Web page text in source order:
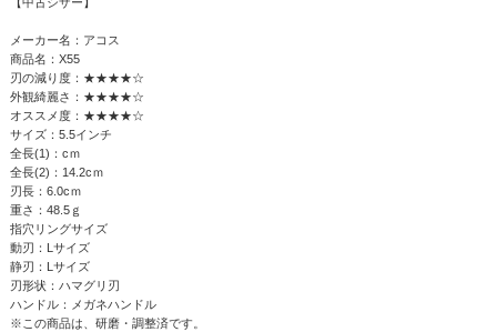
メーカー名：アコス
商品名：X55
刃の減り度：★★★★☆
外観綺麗さ：★★★★☆
オススメ度：★★★★☆
サイズ：5.5インチ
全長(1)：cｍ
全長(2)：14.2cｍ
刃長：6.0cｍ
重さ：48.5ｇ
指穴リングサイズ
動刃：Lサイズ
静刃：Lサイズ
刃形状：ハマグリ刃
ハンドル：メガネハンドル
※この商品は、研磨・調整済です。